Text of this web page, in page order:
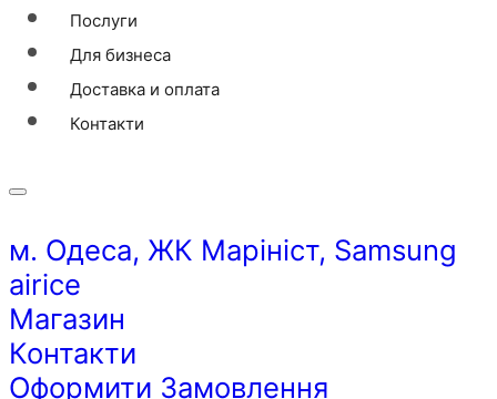
Послуги
Для бизнеса
Доставка и оплата
Контакти
м. Одеса, ЖК Марініст, Samsung
airice
Магазин
Контакти
Оформити Замовлення